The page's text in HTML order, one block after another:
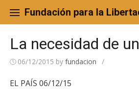
content
Fundación para la
La necesidad de
06/12/2015 by fundacion /
EL PAÍS 06/12/15